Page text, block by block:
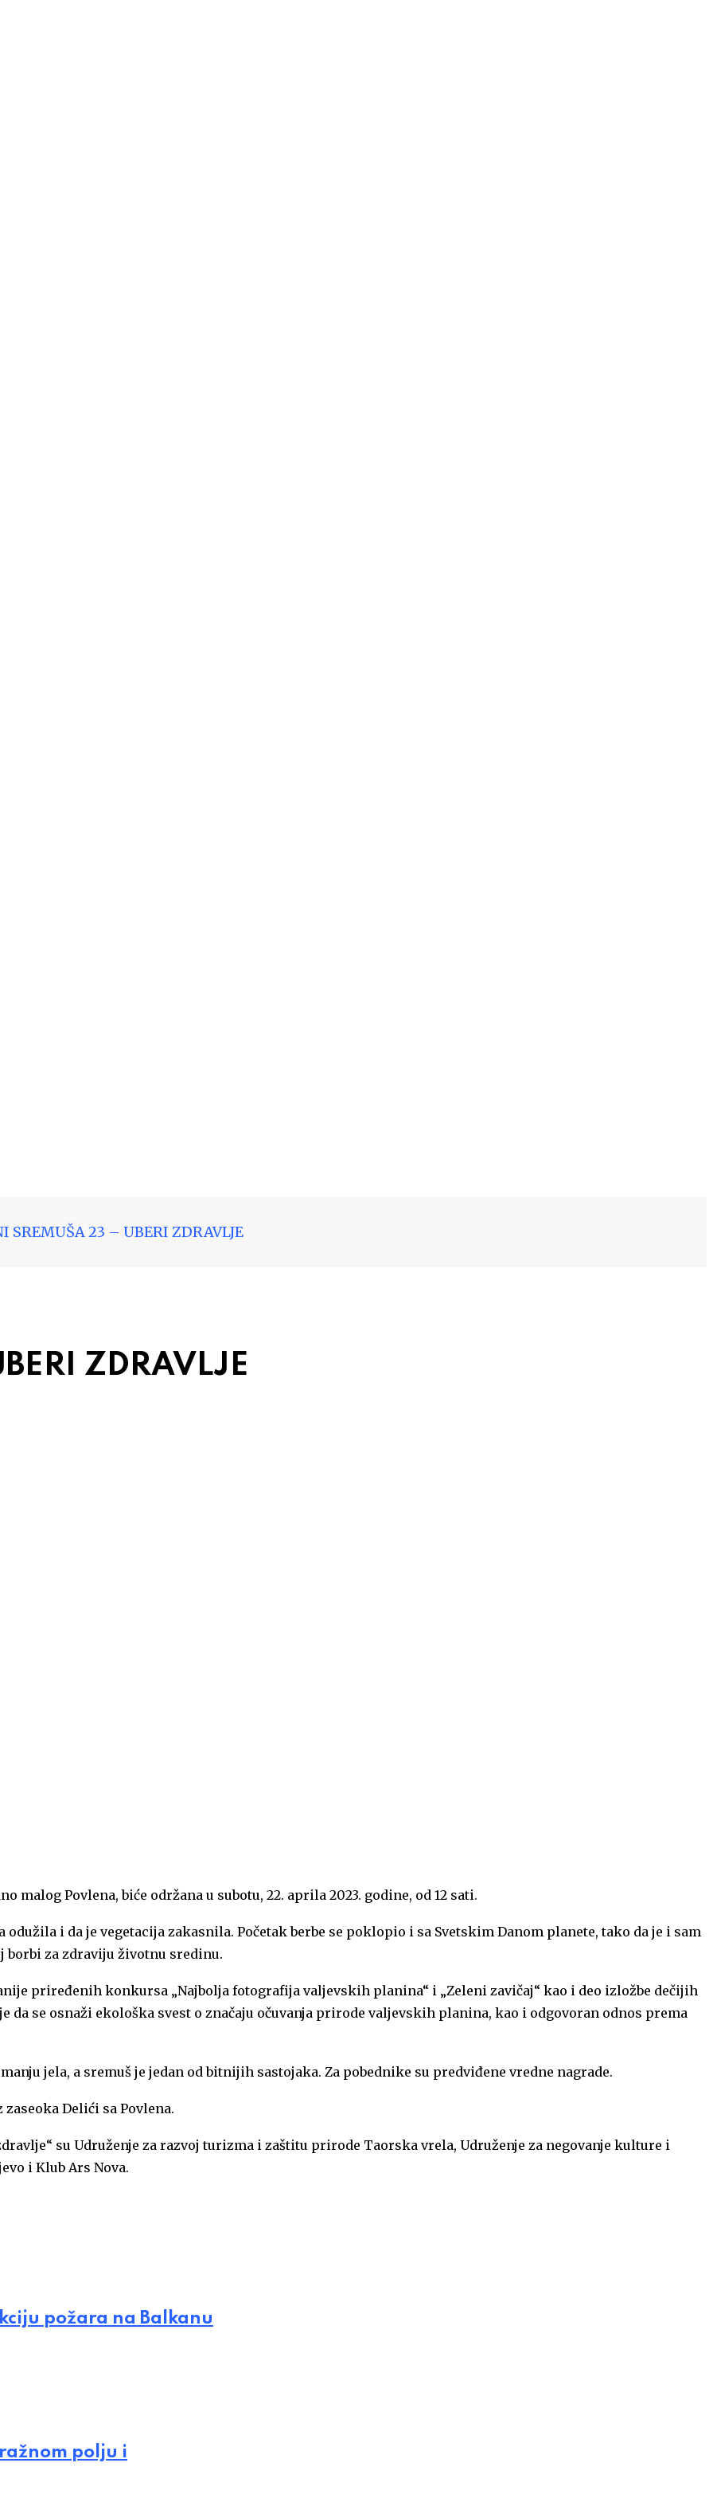
SREMUŠA 23 – UBERI ZDRAVLJE
ZDRAVLJE
malog Povlena, biće održana u subotu, 22. aprila 2023. godine, od 12 sati.
odužila i da je vegetacija zakasnila. Početak berbe se poklopio i sa Svetskim Danom planete, tako da je i sam
borbi za zdraviju životnu sredinu.
priređenih konkursa „Najbolja fotografija valjevskih planina“ i „Zeleni zavičaj“ kao i deo izložbe dečijih
da se osnaži ekološka svest o značaju očuvanja prirode valjevskih planina, kao i odgovoran odnos prema
jela, a sremuš je jedan od bitnijih sastojaka. Za pobednike su predviđene vredne nagrade.
Delići sa Povlena.
su Udruženje za razvoj turizma i zaštitu prirode Taorska vrela, Udruženje za negovanje kulture i
i Klub Ars Nova.
požara na Balkanu
polju i